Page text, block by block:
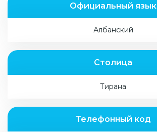
Официальный язык
Албанский
Столица
Тирана
Телефонный код